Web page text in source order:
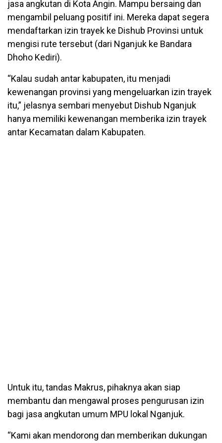
jasa angkutan di Kota Angin. Mampu bersaing dan
mengambil peluang positif ini. Mereka dapat segera
mendaftarkan izin trayek ke Dishub Provinsi untuk
mengisi rute tersebut (dari Nganjuk ke Bandara
Dhoho Kediri).
“Kalau sudah antar kabupaten, itu menjadi
kewenangan provinsi yang mengeluarkan izin trayek
itu,” jelasnya sembari menyebut Dishub Nganjuk
hanya memiliki kewenangan memberika izin trayek
antar Kecamatan dalam Kabupaten.
Untuk itu, tandas Makrus, pihaknya akan siap
membantu dan mengawal proses pengurusan izin
bagi jasa angkutan umum MPU lokal Nganjuk.
“Kami akan mendorong dan memberikan dukungan